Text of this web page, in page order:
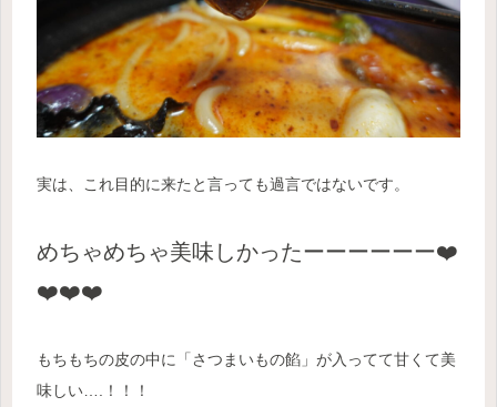
実は、これ目的に来たと言っても過言ではないです。
めちゃめちゃ美味しかったーーーーーー❤️
❤️❤️❤️
もちもちの皮の中に「さつまいもの餡」が入ってて甘くて美
味しい….！！！